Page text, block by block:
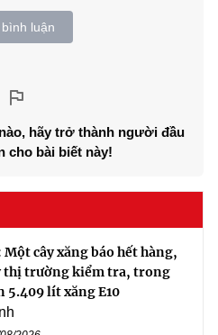
luận
hãy trở thành người đầu
cho bài biết này!
Một cây xăng báo hết hàng,
thị trường kiểm tra, trong
5.409 lít xăng E10